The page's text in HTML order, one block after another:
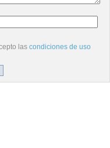
las condiciones de uso